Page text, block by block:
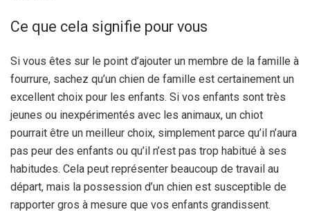
Ce que cela signifie pour vous
Si vous êtes sur le point d’ajouter un membre de la famille à
fourrure, sachez qu’un chien de famille est certainement un
excellent choix pour les enfants. Si vos enfants sont très
jeunes ou inexpérimentés avec les animaux, un chiot
pourrait être un meilleur choix, simplement parce qu’il n’aura
pas peur des enfants ou qu’il n’est pas trop habitué à ses
habitudes. Cela peut représenter beaucoup de travail au
départ, mais la possession d’un chien est susceptible de
rapporter gros à mesure que vos enfants grandissent.